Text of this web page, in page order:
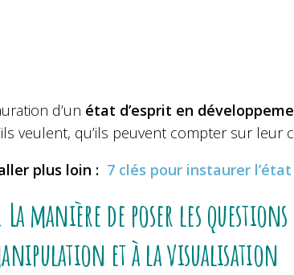
d’un état d’esprit en
veulent, qu’ils peuvent compter sur leur
plus loin : 7 clés pour instaurer
La manière de poser les
et à la visualisation